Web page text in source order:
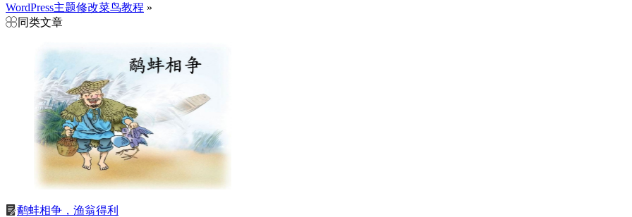
WordPress主题修改菜鸟教程 »
同类文章
鹬蚌相争，渔翁得利